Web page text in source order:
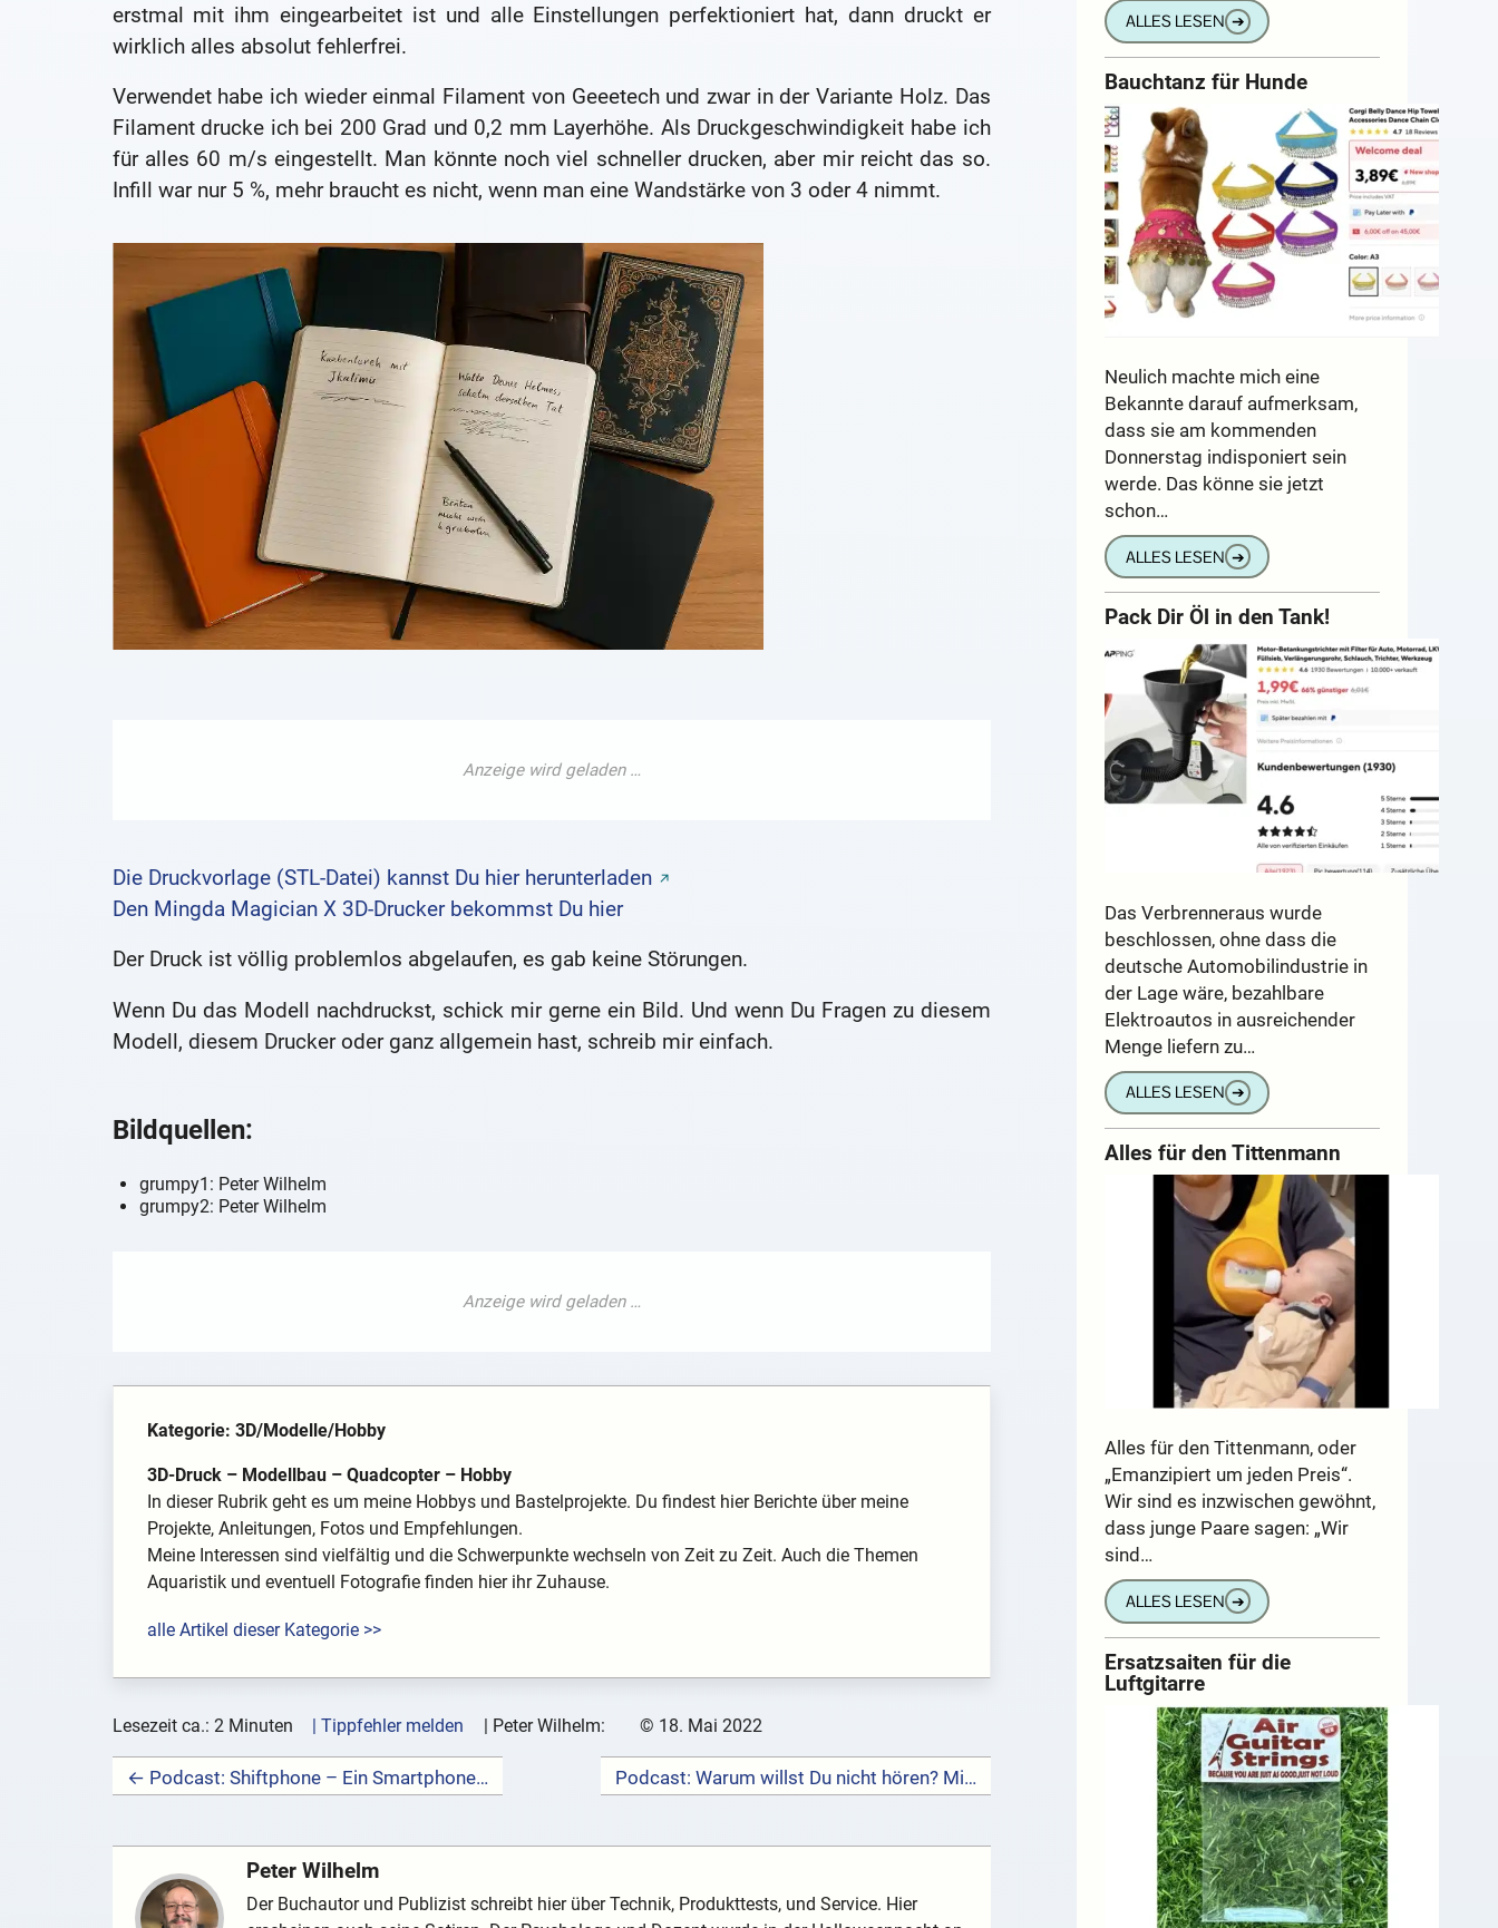
erstmal mit ihm eingearbeitet ist und alle Einstellungen perfektioniert hat, dann druckt er
wirklich alles absolut fehlerfrei.
Verwendet habe ich wieder einmal Filament von Geeetech und zwar in der Variante Holz. Das
Filament drucke ich bei 200 Grad und 0,2 mm Layerhöhe. Als Druckgeschwindigkeit habe ich
für alles 60 m/s eingestellt. Man könnte noch viel schneller drucken, aber mir reicht das so.
Infill war nur 5 %, mehr braucht es nicht, wenn man eine Wandstärke von 3 oder 4 nimmt.
Die Druckvorlage (STL-Datei) kannst Du hier herunterladen
Den Mingda Magician X 3D-Drucker bekommst Du hier
Der Druck ist völlig problemlos abgelaufen, es gab keine Störungen.
Wenn Du das Modell nachdruckst, schick mir gerne ein Bild. Und wenn Du Fragen zu diesem
Modell, diesem Drucker oder ganz allgemein hast, schreib mir einfach.
Bildquellen:
grumpy1: Peter Wilhelm
grumpy2: Peter Wilhelm
Kategorie: 3D/Modelle/Hobby
3D-Druck – Modellbau – Quadcopter – Hobby
In dieser Rubrik geht es um meine Hobbys und Bastelprojekte. Du findest hier Berichte über meine
Projekte, Anleitungen, Fotos und Empfehlungen.
Meine Interessen sind vielfältig und die Schwerpunkte wechseln von Zeit zu Zeit. Auch die Themen
Aquaristik und eventuell Fotografie finden hier ihr Zuhause.
alle Artikel dieser Kategorie >>
Lesezeit ca.: 2 Minuten | Tippfehler melden | Peter Wilhelm: © 18. Mai 2022
← Podcast: Shiftphone – Ein Smartphone zum Verlieben – selbst reparierbar, fair und nachhaltig Podcast: Warum willst Du nicht hören? Mit Peter Wilhelm und Sven Kreher →
Peter Wilhelm
Der Buchautor und Publizist schreibt hier über Technik, Produkttests, und Service. Hier
ALLES LESEN ➔
Bauchtanz für Hunde
Neulich machte mich eine
Bekannte darauf aufmerksam,
dass sie am kommenden
Donnerstag indisponiert sein
werde. Das könne sie jetzt
schon…
ALLES LESEN ➔
Pack Dir Öl in den Tank!
Das Verbrenneraus wurde
beschlossen, ohne dass die
deutsche Automobilindustrie in
der Lage wäre, bezahlbare
Elektroautos in ausreichender
Menge liefern zu…
ALLES LESEN ➔
Alles für den Tittenmann
Alles für den Tittenmann, oder
„Emanzipiert um jeden Preis“.
Wir sind es inzwischen gewöhnt,
dass junge Paare sagen: „Wir
sind…
ALLES LESEN ➔
Ersatzsaiten für die
Luftgitarre